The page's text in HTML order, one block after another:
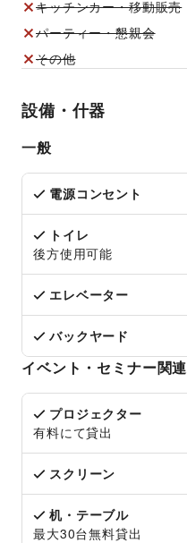
キッチンカー・移動販売
パーティー・懇親会
その他
設備・什器
一般
電源コンセント
トイレ
後方使用可能
エレベーター
バックヤード
イベント・セミナー関連
プロジェクター
有料にて貸出
スクリーン
机・テーブル
最大30台無料貸出